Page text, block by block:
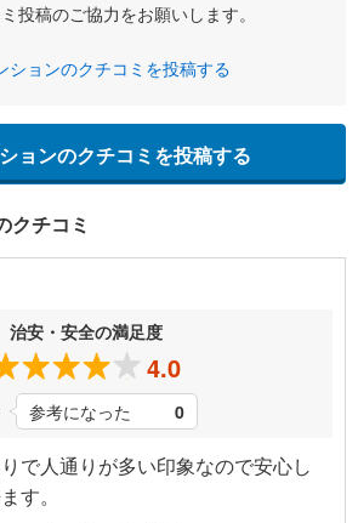
投稿のご協力をお願いします。
ションのクチコミを投稿する
ョンのクチコミを投稿する
クチコミ
治安・安全の満足度
4.0
参考になった 0
で人通りが多い印象なので安心し
す。